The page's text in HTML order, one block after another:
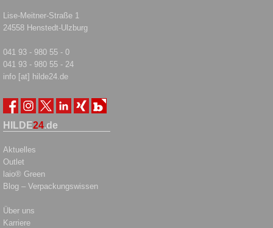
Lise-Meitner-Straße 1
24558 Henstedt-Ulzburg
041 93 - 980 55 - 0
041 93 - 980 55 - 24
info [at] hilde24.de
HILDE24.de
Aktuelles
Outlet
laio® Green
Blog – Verpackungswissen
Über uns
Karriere